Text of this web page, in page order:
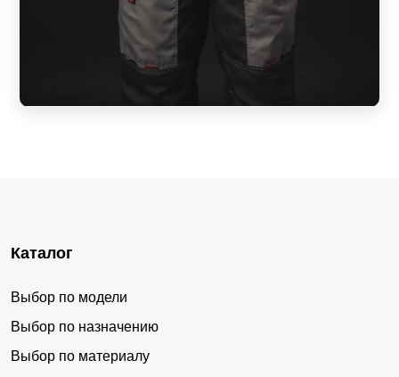
Каталог
Выбор по модели
Выбор по назначению
Выбор по материалу